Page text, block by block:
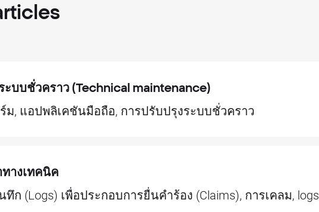
ะบบชั่วคราว (Technical maintenance)
ม, แอปพลิเคชันมือถือ, การปรับปรุงระบบชั่วคราว
างเทคนิค
ก (Logs) เพื่อประกอบการยื่นคำร้อง (Claims), การเคลม, logs